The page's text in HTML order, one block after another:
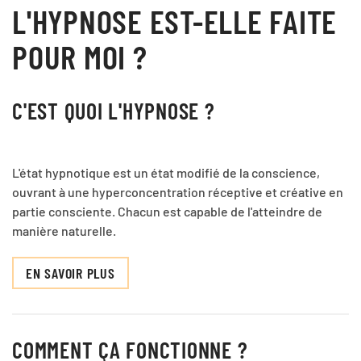
L'HYPNOSE EST-ELLE FAITE
POUR MOI ?
C'EST QUOI L'HYPNOSE ?
L'état hypnotique est un état modifié de la conscience,
ouvrant à une hyperconcentration réceptive et créative en
partie consciente. Chacun est capable de l'atteindre de
manière naturelle.
EN SAVOIR PLUS
COMMENT ÇA FONCTIONNE ?